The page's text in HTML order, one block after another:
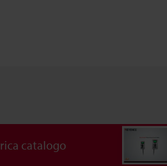
catalogo